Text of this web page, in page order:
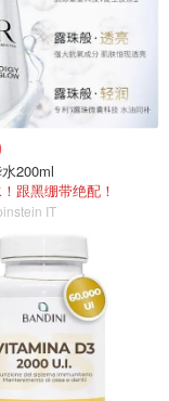
200ml
跟黑绷带绝配！
IT